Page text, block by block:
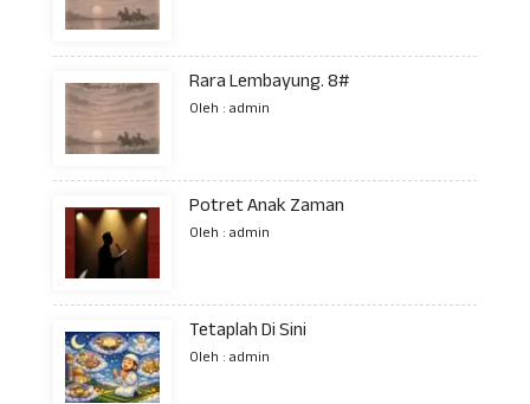
Rara Lembayung. 8#
Oleh : admin
Potret Anak Zaman
Oleh : admin
Tetaplah Di Sini
Oleh : admin